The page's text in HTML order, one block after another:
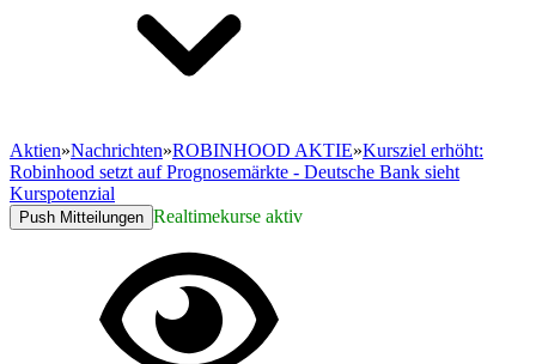
Aktien»Nachrichten»ROBINHOOD AKTIE»Kursziel erhöht:
Robinhood setzt auf Prognosemärkte - Deutsche Bank sieht
Kurspotenzial
Push Mitteilungen Realtimekurse aktiv